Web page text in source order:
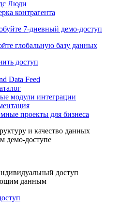
Люди
контрагента
7-дневный демо-доступ
глобальную базу данных
доступ
Data Feed
модули интеграции
проекты для бизнеса
и качество данных
демо-доступе
доступ
данным